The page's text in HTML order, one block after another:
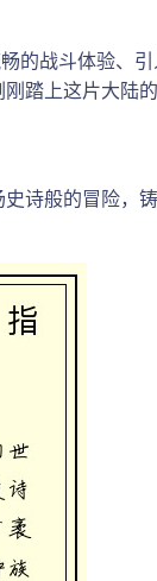
的战斗体验、
踏上这片大陆
诗般的冒险，